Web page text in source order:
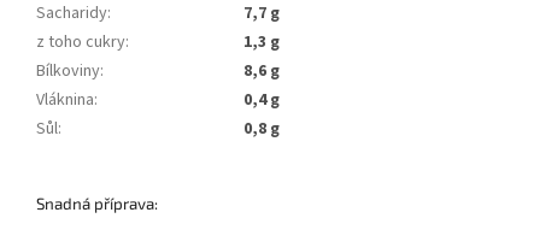
Sacharidy:
7,7 g
z toho cukry:
1,3 g
Bílkoviny:
8,6 g
Vláknina:
0,4 g
Sůl: 0,8 g
Snadná příprava: